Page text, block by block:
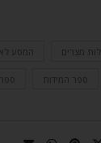
גלות מצרים המסע
ספר המידות